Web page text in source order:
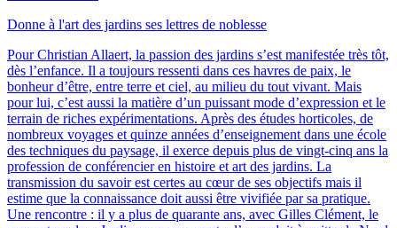
Donne à l'art des jardins ses lettres de noblesse
Pour Christian Allaert, la passion des jardins s’est manifestée très tôt,
dès l’enfance. Il a toujours ressenti dans ces havres de paix, le
bonheur d’être, entre terre et ciel, au milieu du tout vivant. Mais
pour lui, c’est aussi la matière d’un puissant mode d’expression et le
terrain de riches expérimentations. Après des études horticoles, de
nombreux voyages et quinze années d’enseignement dans une école
des techniques du paysage, il exerce depuis plus de vingt-cinq ans la
profession de conférencier en histoire et art des jardins. La
transmission du savoir est certes au cœur de ses objectifs mais il
estime que la connaissance doit aussi être vivifiée par sa pratique.
Une rencontre : il y a plus de quarante ans, avec Gilles Clément, le